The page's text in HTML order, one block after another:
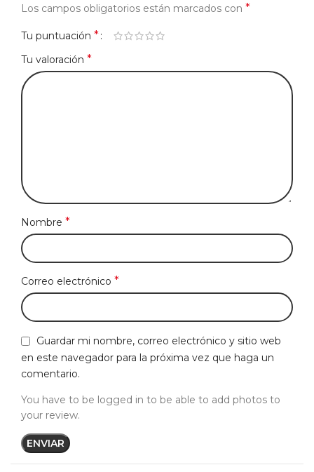
Los campos obligatorios están marcados con *
Tu puntuación *
Tu valoración *
Nombre *
Correo electrónico *
Guardar mi nombre, correo electrónico y sitio web
en este navegador para la próxima vez que haga un
comentario.
You have to be logged in to be able to add photos to
your review.